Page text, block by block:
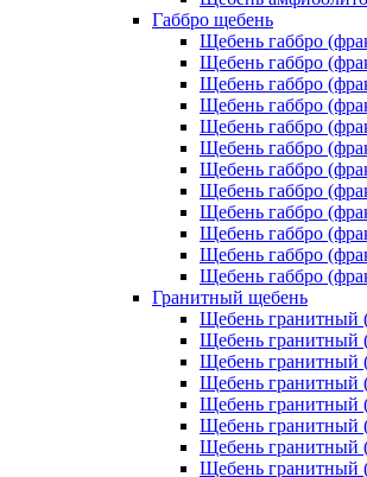
Габбро щебень
Щебень габбро
Щебень габбро
Щебень габбро
Щебень габбро
Щебень габбро
Щебень габбро
Щебень габбро
Щебень габбро
Щебень габбро
Щебень габбро
Щебень габбро
Щебень габбро
Гранитный щебень
Щебень гранитный
Щебень гранитный
Щебень гранитный
Щебень гранитный
Щебень гранитный
Щебень гранитный
Щебень гранитный
Щебень гранитный